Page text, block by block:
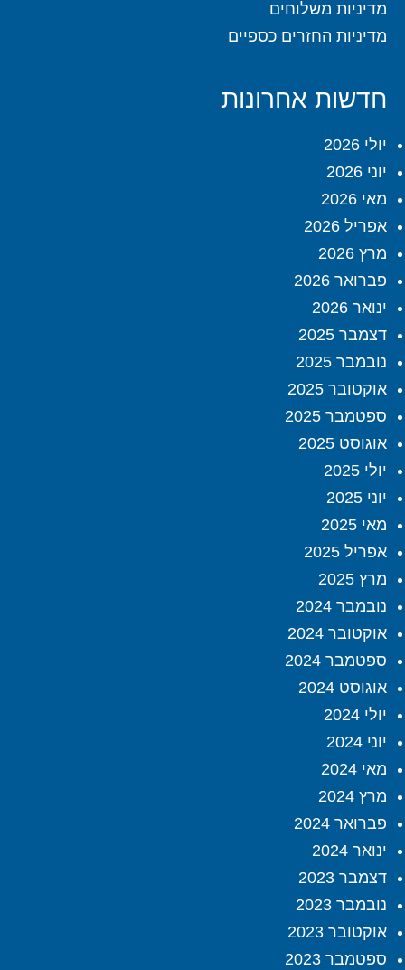
מדיניות משלוחים
מדיניות החזרים כספיים
חדשות אחרונות
יולי 2026
יוני 2026
מאי 2026
אפריל 2026
מרץ 2026
פברואר 2026
ינואר 2026
דצמבר 2025
נובמבר 2025
אוקטובר 2025
ספטמבר 2025
אוגוסט 2025
יולי 2025
יוני 2025
מאי 2025
אפריל 2025
מרץ 2025
נובמבר 2024
אוקטובר 2024
ספטמבר 2024
אוגוסט 2024
יולי 2024
יוני 2024
מאי 2024
מרץ 2024
פברואר 2024
ינואר 2024
דצמבר 2023
נובמבר 2023
אוקטובר 2023
ספטמבר 2023